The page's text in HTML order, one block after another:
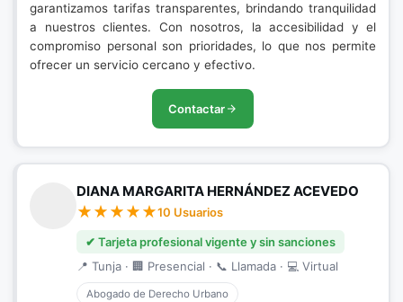
garantizamos tarifas transparentes, brindando tranquilidad
a nuestros clientes. Con nosotros, la accesibilidad y el
compromiso personal son prioridades, lo que nos permite
ofrecer un servicio cercano y efectivo.
Contactar
DIANA MARGARITA HERNÁNDEZ ACEVEDO
10 Usuarios
✔ Tarjeta profesional vigente y sin sanciones
📍 Tunja · 🏢 Presencial · 📞 Llamada · 💻 Virtual
Abogado de Derecho Urbano